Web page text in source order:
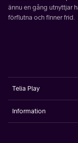
ännu en gång utnyttjar
förflutna och finner frid.
Telia Play
Information